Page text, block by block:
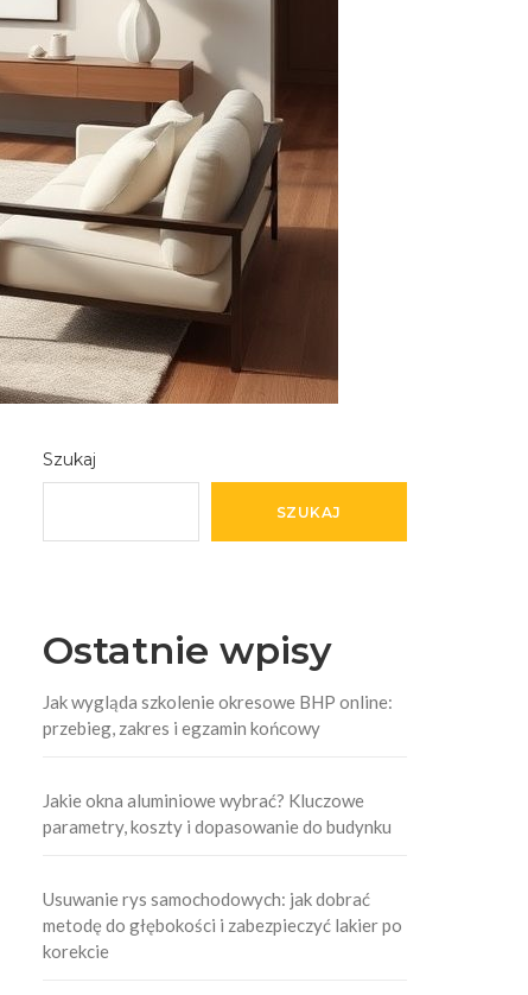
Szukaj
SZUKAJ
Ostatnie wpisy
Jak wygląda szkolenie okresowe BHP online:
przebieg, zakres i egzamin końcowy
Jakie okna aluminiowe wybrać? Kluczowe
parametry, koszty i dopasowanie do budynku
Usuwanie rys samochodowych: jak dobrać
metodę do głębokości i zabezpieczyć lakier po
korekcie